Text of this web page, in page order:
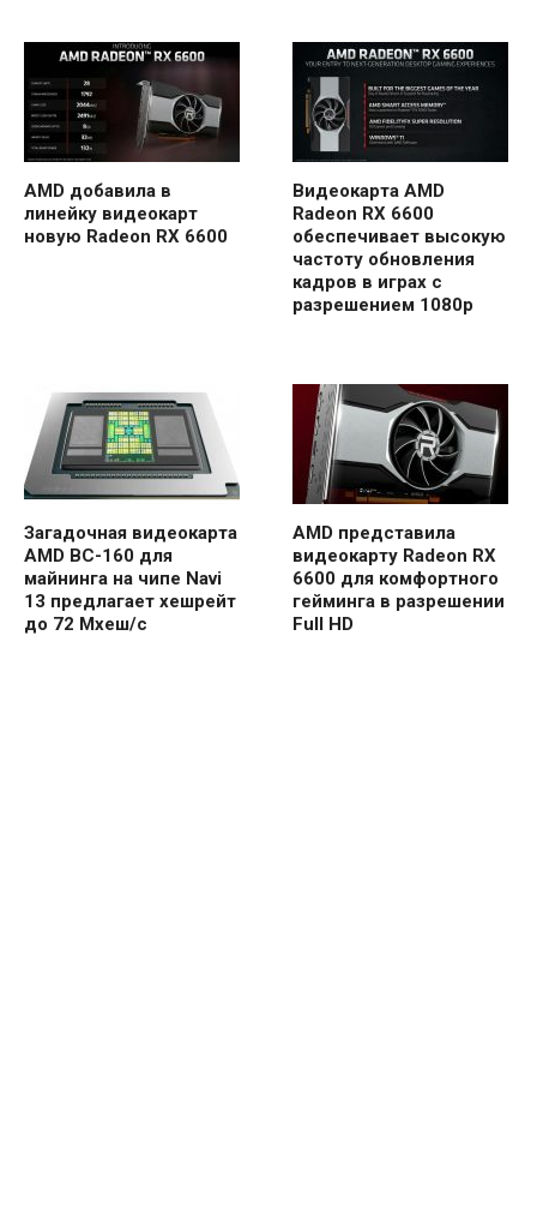
AMD добавила в
линейку видеокарт
новую Radeon RX 6600
Видеокарта AMD
Radeon RX 6600
обеспечивает высокую
частоту обновления
кадров в играх с
разрешением 1080p
Загадочная видеокарта
AMD BC-160 для
майнинга на чипе Navi
13 предлагает хешрейт
до 72 Мхеш/с
AMD представила
видеокарту Radeon RX
6600 для комфортного
гейминга в разрешении
Full HD